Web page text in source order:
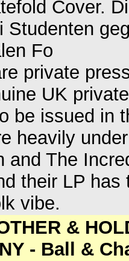
Cover.
Studenten
Fo
private
UK
be issued in
heavily
and The
their LP has
vibe.
&
- Ball &